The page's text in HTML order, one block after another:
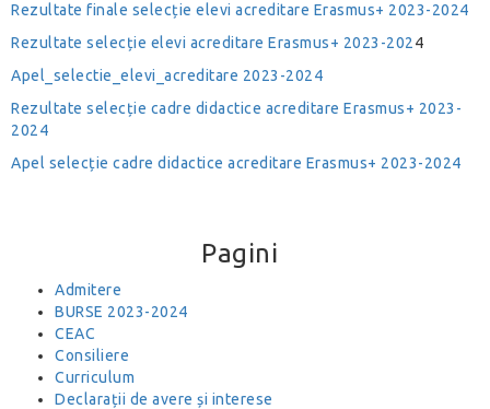
Rezultate finale selecție elevi acreditare Erasmus+ 2023-2024
Rezultate selecție elevi acreditare Erasmus+ 2023-2024
Apel_selectie_elevi_acreditare 2023-2024
Rezultate selecție cadre didactice acreditare Erasmus+ 2023-
2024
Apel selecție cadre didactice acreditare Erasmus+ 2023-2024
Pagini
Admitere
BURSE 2023-2024
CEAC
Consiliere
Curriculum
Declarații de avere și interese